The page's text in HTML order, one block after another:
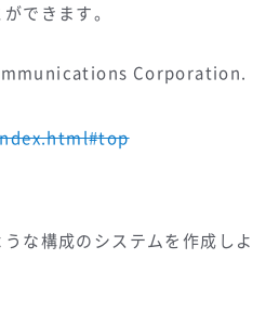
できます。
Corporation.
な構成のシステムを作成しよ